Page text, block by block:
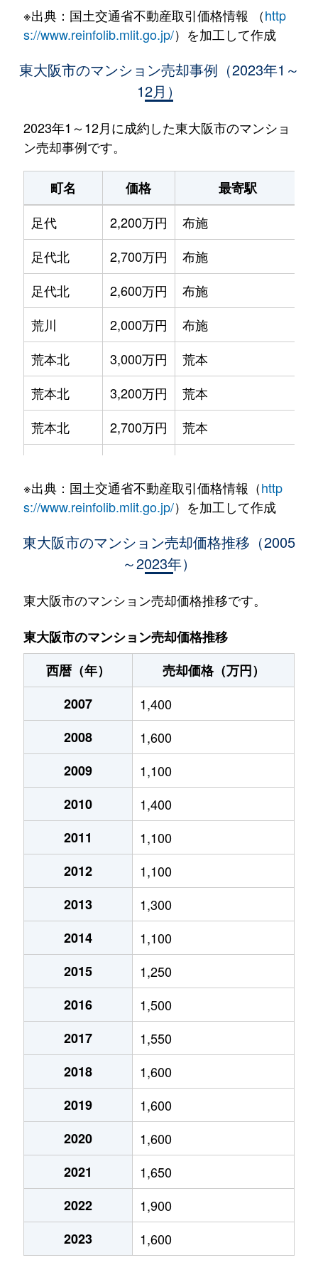
※出典：国土交通省不動産取引価格情報 （http
s://www.reinfolib.mlit.go.jp/）を加工して作成
東大阪市のマンション売却事例（2023年1～
12月）
2023年1～12月に成約した東大阪市のマンショ
ン売却事例です。
町名 価格 最寄駅
足代
2,200万円 布施
足代北
2,700万円 布施
足代北
2,600万円 布施
荒川
2,000万円 布施
荒本北
3,000万円 荒本
荒本北
3,200万円 荒本
荒本北
2,700万円 荒本
出雲井本町
1,400万円 枚岡
3,200万円 若江岩田
岩田町
2,100万円 若江岩田
瓜生堂
1,800万円 八戸ノ里
永和
4,300万円 河内永和
1,300万円
3,100万円
3,800万円
1,600万円
1,300万円
850万円
1,300万円
1,100万円
1,700万円
1,200万円
1,700万円
上石切町
2,000万円
上石切町
770万円
上石切町
830万円
上石切町
1,400万円
神田町
2,200万円
神田町
4,000万円
※出典：国土交通省不動産取引価格情報（http
s://www.reinfolib.mlit.go.jp/）を加工して作成
東大阪市のマンション売却価格推移（2005
～2023年）
東大阪市のマンション売却価格推移です。
東大阪市のマンション売却価格推移
西暦（年）
売却価格（万円）
2007
1,400
2008
1,600
2009
1,100
2010
1,400
2011
1,100
2012
1,100
2013
1,300
2014
1,100
2015
1,250
2016
1,500
2017
1,550
2018
1,600
2019
1,600
2020
1,600
2021
1,650
2022
1,900
2023
1,600